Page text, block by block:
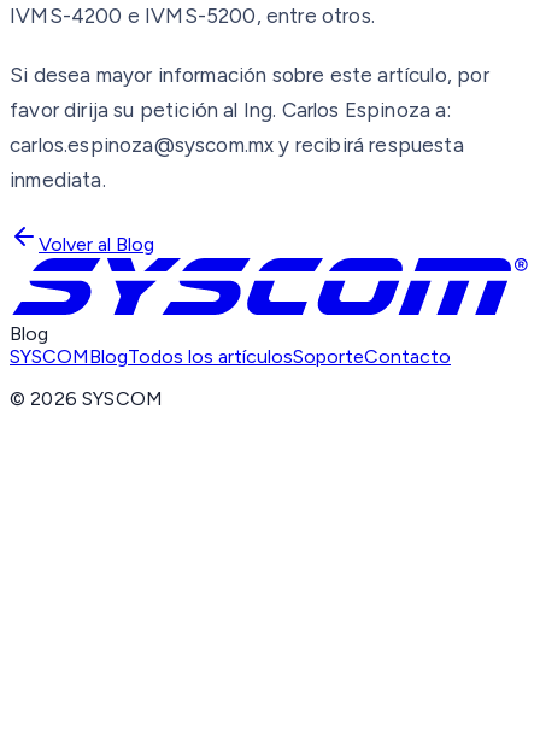
IVMS-4200 e IVMS-5200, entre otros.
Si desea mayor información sobre este artículo, por
favor dirija su petición al Ing. Carlos Espinoza a:
carlos.espinoza@syscom.mx y recibirá respuesta
inmediata.
Volver al Blog
Blog
SYSCOMBlogTodos los artículosSoporteContacto
©2026 SYSCOM